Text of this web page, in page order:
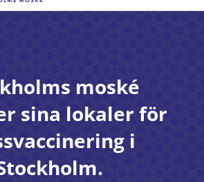
moské
sina lokaler för
i